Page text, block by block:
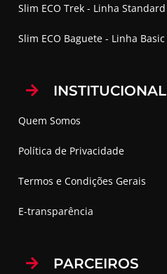
Slim ECO Trek - Linha Standard
Slim ECO Baguete - Linha Basic
INSTITUCIONAL
Quem Somos
Política de Privacidade
Termos e Condições Gerais
E-transparência
PARCEIROS